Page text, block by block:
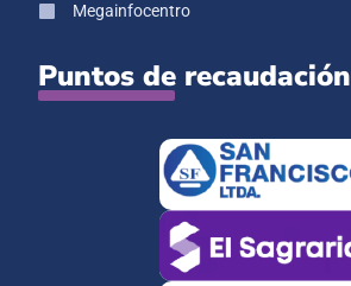
Megainfocentro
Puntos de recaudación